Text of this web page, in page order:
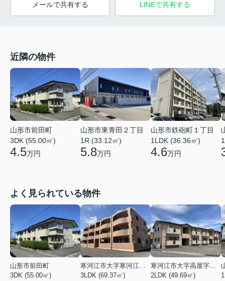
メールで共有する LINEで共有する
近隣の物件
山形市前田町
3DK (55.00㎡)
4.5万円
山形市東青田２丁目
1R (33.12㎡)
5.8万円
山形市鉄砲町１丁目
1LDK (36.36㎡)
4.6万円
よく見られている物件
山形市前田町
3DK (55.00㎡)
寒河江市大字寒河江字鶴田
3LDK (69.37㎡)
寒河江市大字高屋字西浦
2LDK (49.69㎡)